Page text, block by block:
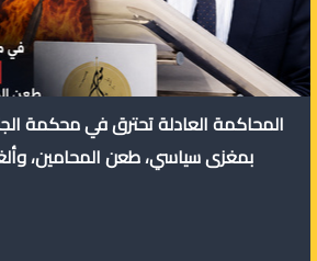
المحاكمة العادلة تحترق في محكمة
بمغزى سياسي، طعن المحامين،